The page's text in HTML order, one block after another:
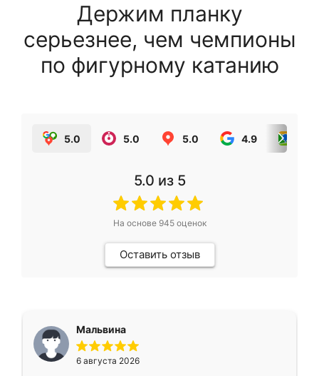
Держим планку
серьезнее, чем чемпионы
по фигурному катанию
5.0 5.0 5.0 4.9
5.0 из 5
На основе 945оценок
Оставить отзыв
Мальвина
6 августа 2026